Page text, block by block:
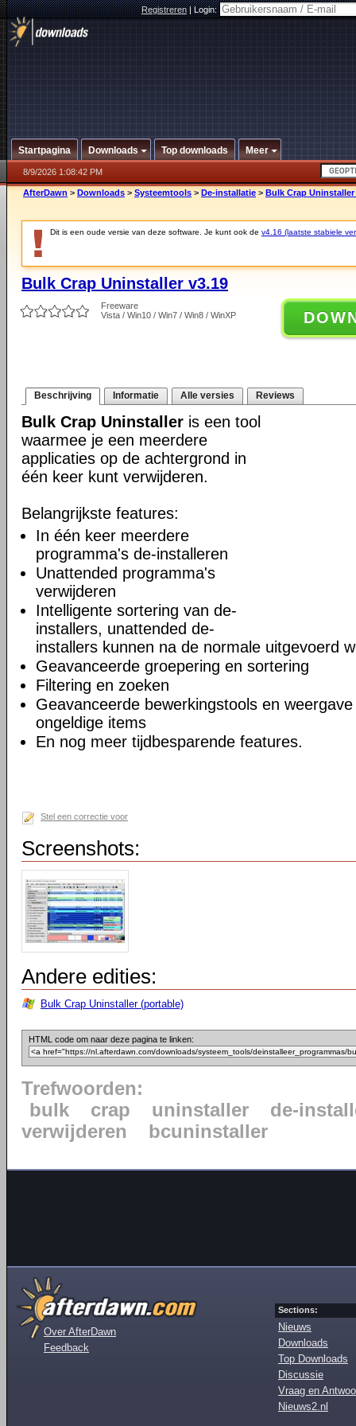
Registreren|Login:
Startpagina Downloads Top downloads Meer
8/9/2026 1:08:42 PM
AfterDawn > Downloads > Systeemtools > De-installatie > Bulk Crap Uninstaller
Dit is een oude versie van deze software. Je kunt ook de v4.16 (laatste stabiele
Bulk Crap Uninstaller v3.19
Freeware
Vista / Win10 / Win7 / Win8 / WinXP
Beschrijving Informatie Alle versies Reviews
Bulk Crap Uninstaller is een tool
waarmee je een meerdere
applicaties op de achtergrond in
één keer kunt verwijderen.
Belangrijkste features:
In één keer meerdere
programma's de-installeren
Unattended programma's
verwijderen
Intelligente sortering van de-
installers, unattended de-
installers kunnen na de normale uitgevoerd
Geavanceerde groepering en sortering
Filtering en zoeken
Geavanceerde bewerkingstools en
ongeldige items
En nog meer tijdbesparende features.
Stel een correctie voor
Screenshots:
Andere edities:
Bulk Crap Uninstaller (portable)
HTML code om naar deze pagina te linken:
Trefwoorden:
bulk
crap uninstaller
de-
verwijderen
bcuninstaller
Over AfterDawn
Feedback
Sections:
Nieuws
Downloads
Top Downloads
Discussie
Vraag en
Nieuws2.nl